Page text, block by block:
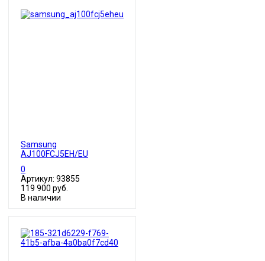
Samsung
AJ100FCJ5EH/EU
0
Артикул: 93855
119 900 руб.
В наличии